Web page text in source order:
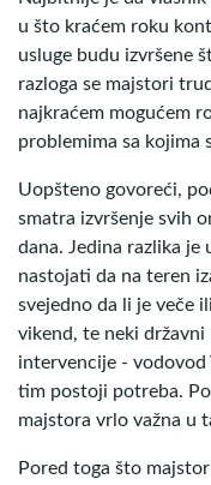
u što kraćem roku
usluge budu izvršene
razloga se majstori
najkraćem mogućem
problemima sa kojima
Uopšteno govoreći,
smatra izvršenje svih
dana. Jedina razlika
nastojati da na teren
svejedno da li je veče
vikend, te neki
intervencije - vodovod
tim postoji potreba.
majstora vrlo važna u
Pored toga što